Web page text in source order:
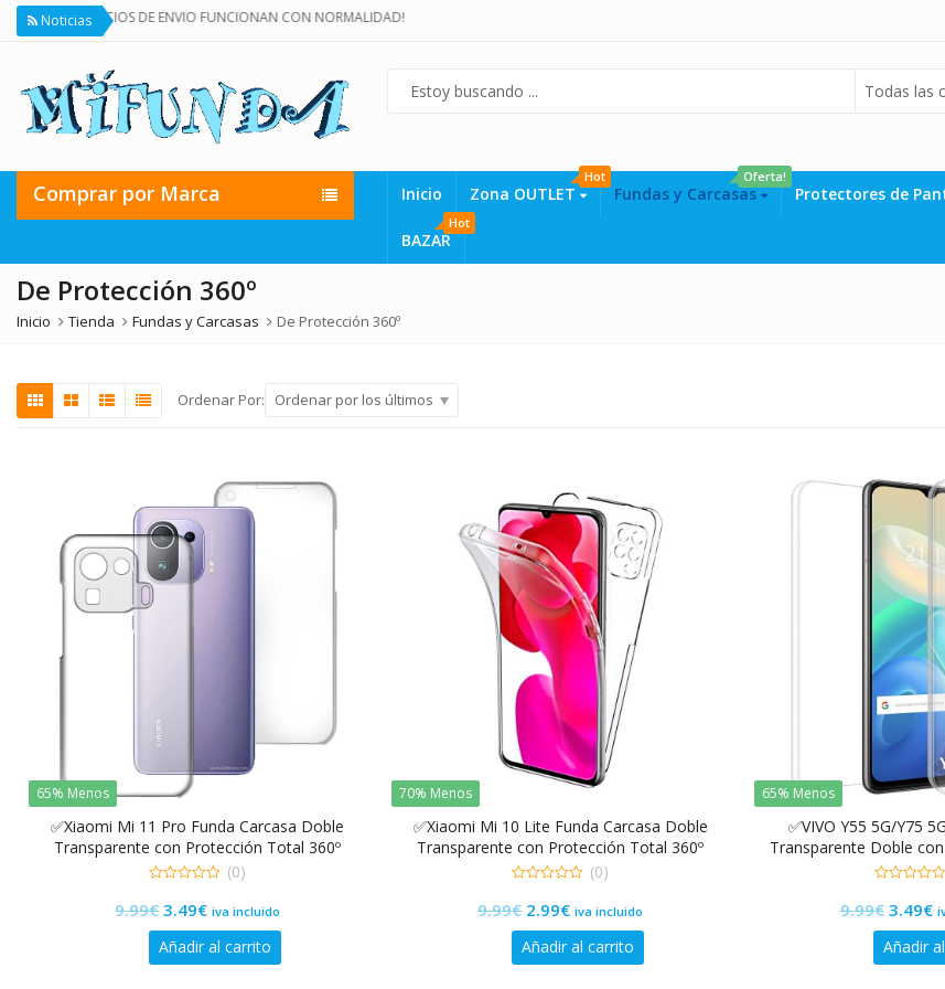
Noticias
DE ENVIO FUNCIONAN CON NORMALIDAD!
Todas las
Comprar por Marca Inicio Zona OUTLET
Hot
Fundas y Carcasas
Oferta!
Protectores de
BAZAR
Hot
De Protección 360º
Inicio Tienda Fundas y Carcasas De Protección 360º
Ordenar Por: Ordenar por los últimos
65% Menos
✅Xiaomi Mi 11 Pro Funda Carcasa Doble
Transparente con Protección Total 360º
de
5
(0)
9.99€El
precio
original
3.49€El
precio
actual
iva incluido
Añadir al carrito
70% Menos
✅Xiaomi Mi 10 Lite Funda Carcasa Doble
Transparente con Protección Total 360º
de
5
(0)
9.99€ El
precio
original
2.99€El
precio
actual
iva incluido
Añadir al carrito
65% Menos
✅VIVO Y55 5G/Y75
Transparente Doble
de
5
9.99€ El
precio
3.49€El
Añadir